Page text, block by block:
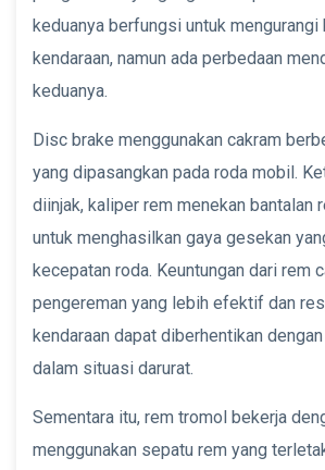
keduanya berfungsi untuk mengurangi
kendaraan, namun ada perbedaan
keduanya.
Disc brake menggunakan cakram
yang dipasangkan pada roda mobil.
diinjak, kaliper rem menekan bantalan
untuk menghasilkan gaya gesekan
kecepatan roda. Keuntungan dari rem
pengereman yang lebih efektif dan
kendaraan dapat diberhentikan
dalam situasi darurat.
Sementara itu, rem tromol bekerja
menggunakan sepatu rem yang